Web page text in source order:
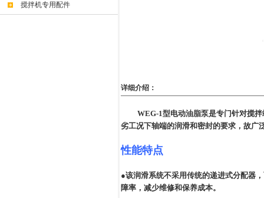
搅拌机专用配件
详细介绍：
WEG-1型电动油脂泵是专门针对搅
劣工况下轴端的润滑和密封的要求，故广
性能特点
●该润滑系统不采用传统的递进式分配器
障率，减少维修和保养成本。